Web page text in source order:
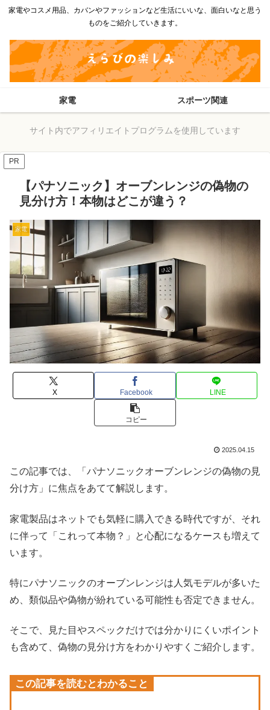
家電やコスメ用品、カバンやファッションなど生活にいいな、面白いなと思う
ものをご紹介していきます。
家電 スポーツ関連
サイト内でアフィリエイトプログラムを使用しています
PR
【パナソニック】オーブンレンジの偽物の
見分け方！本物はどこが違う？
家電
X Facebook LINE
コピー
2025.04.15
この記事では、「パナソニックオーブンレンジの偽物の見
分け方」に焦点をあてて解説します。
家電製品はネットでも気軽に購入できる時代ですが、それ
に伴って「これって本物？」と心配になるケースも増えて
います。
特にパナソニックのオーブンレンジは人気モデルが多いた
め、類似品や偽物が紛れている可能性も否定できません。
そこで、見た目やスペックだけでは分かりにくいポイント
も含めて、偽物の見分け方をわかりやすくご紹介します。
この記事を読むとわかること